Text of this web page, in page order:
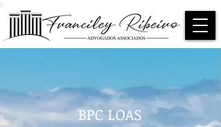
BPC LOAS